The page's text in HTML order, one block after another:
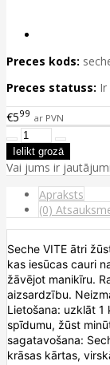
Preces kods:
Preces statuss: Ir
€599 ar PVN
Vai jums ir
Apraksts
(0)
Seche VITE ātri
kas iesūcas cauri
žāvējot manikīru.
aizsardzību.
Lietošana: uzklāt 1
spīdumu, žūst
sagatavošana:
krāsas kārtas,